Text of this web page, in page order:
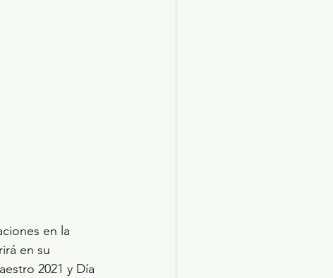
en la
en su
2021 y Día